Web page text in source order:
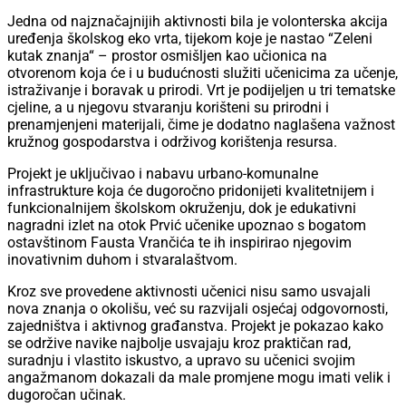
Jedna od najznačajnijih aktivnosti bila je volonterska akcija
uređenja školskog eko vrta, tijekom koje je nastao “Zeleni
kutak znanja“ – prostor osmišljen kao učionica na
otvorenom koja će i u budućnosti služiti učenicima za učenje,
istraživanje i boravak u prirodi. Vrt je podijeljen u tri tematske
cjeline, a u njegovu stvaranju korišteni su prirodni i
prenamjenjeni materijali, čime je dodatno naglašena važnost
kružnog gospodarstva i održivog korištenja resursa.
Projekt je uključivao i nabavu urbano-komunalne
infrastrukture koja će dugoročno pridonijeti kvalitetnijem i
funkcionalnijem školskom okruženju, dok je edukativni
nagradni izlet na otok Prvić učenike upoznao s bogatom
ostavštinom Fausta Vrančića te ih inspirirao njegovim
inovativnim duhom i stvaralaštvom.
Kroz sve provedene aktivnosti učenici nisu samo usvajali
nova znanja o okolišu, već su razvijali osjećaj odgovornosti,
zajedništva i aktivnog građanstva. Projekt je pokazao kako
se održive navike najbolje usvajaju kroz praktičan rad,
suradnju i vlastito iskustvo, a upravo su učenici svojim
angažmanom dokazali da male promjene mogu imati velik i
dugoročan učinak.